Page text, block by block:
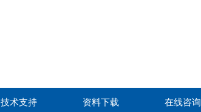
技术支持 资料下载 在线咨询